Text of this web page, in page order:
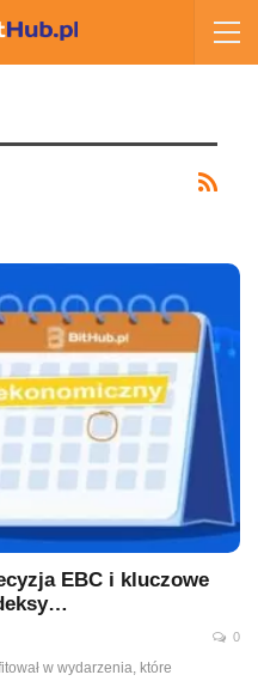
EBC i kluczowe
0
w wydarzenia, które